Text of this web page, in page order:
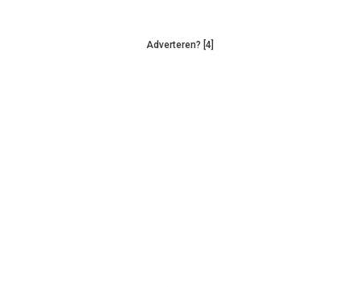
Adverteren? [4]